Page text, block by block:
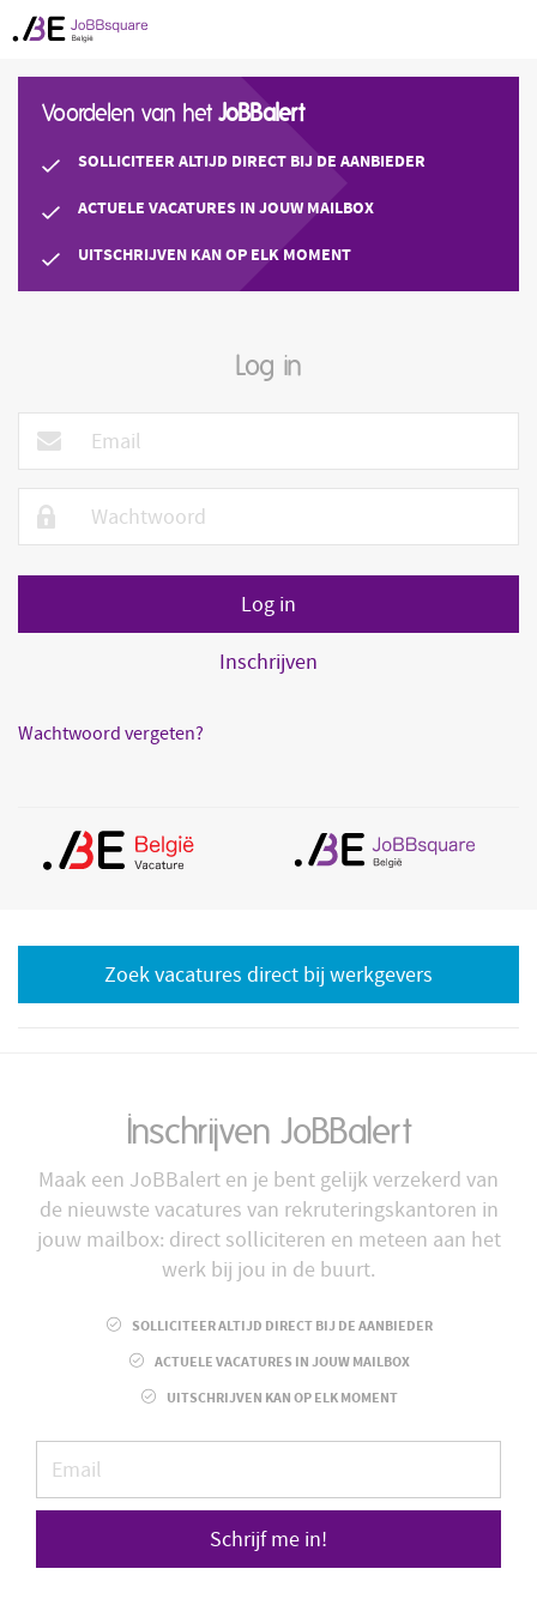
Voordelen van het JoBBalert
SOLLICITEER ALTIJD DIRECT BIJ DE AANBIEDER
ACTUELE VACATURES IN JOUW MAILBOX
UITSCHRIJVEN KAN OP ELK MOMENT
Log in
Inschrijven
Wachtwoord vergeten?
Zoek vacatures direct bij werkgevers
Inschrijven JoBBalert
Maak een JoBBalert en je bent gelijk verzekerd van
de nieuwste vacatures van rekruteringskantoren in
jouw mailbox: direct solliciteren en meteen aan het
werk bij jou in de buurt.
SOLLICITEER ALTIJD DIRECT BIJ DE AANBIEDER
ACTUELE VACATURES IN JOUW MAILBOX
UITSCHRIJVEN KAN OP ELK MOMENT
Schrijf me in!